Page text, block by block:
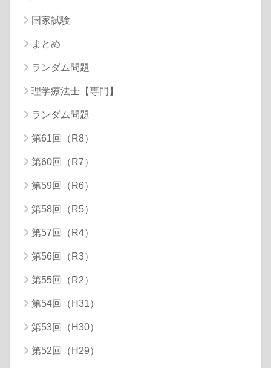
国家試験
まとめ
ランダム問題
理学療法士【専門】
ランダム問題
第61回（R8）
第60回（R7）
第59回（R6）
第58回（R5）
第57回（R4）
第56回（R3）
第55回（R2）
第54回（H31）
第53回（H30）
第52回（H29）